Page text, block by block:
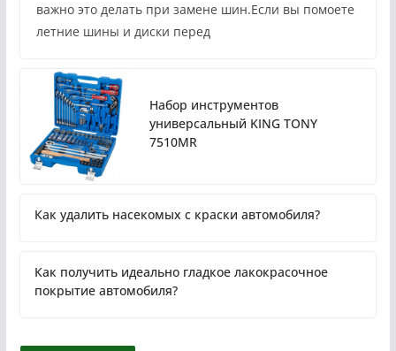
важно это делать при замене шин.Если вы помоете
летние шины и диски перед
Набор инструментов
универсальный KING TONY
7510MR
Как удалить насекомых с краски автомобиля?
Как получить идеально гладкое лакокрасочное
покрытие автомобиля?